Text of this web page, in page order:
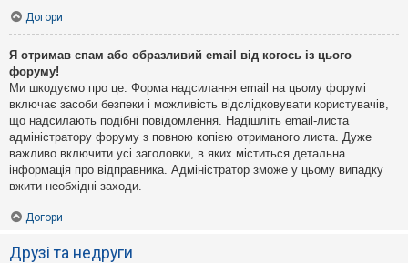
Догори
Я отримав спам або образливий email від когось із цього
форуму!
Ми шкодуємо про це. Форма надсилання email на цьому форумі
включає засоби безпеки і можливість відслідковувати користувачів,
що надсилають подібні повідомлення. Надішліть email-листа
адміністратору форуму з повною копією отриманого листа. Дуже
важливо включити усі заголовки, в яких міститься детальна
інформація про відправника. Адміністратор зможе у цьому випадку
вжити необхідні заходи.
Догори
Друзі та недруги